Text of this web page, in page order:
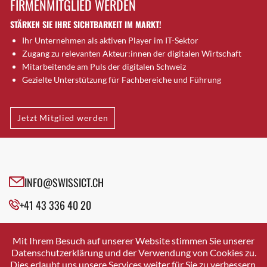
Brugg AG
Brütten
Bubendorf
Bubikon
Buchs (SG)
Bäretswil
Bülach
Cazis
Crissier
Davos Platz
Dierikon
Dietikon
FIRMENMITGLIED WERDEN
STÄRKEN SIE IHRE SICHTBARKEIT IM MARKT!
Ihr Unternehmen als aktiven Player im IT-Sektor
Zugang zu relevanten Akteur:innen der digitalen Wirtschaft
Mitarbeitende am Puls der digitalen Schweiz
Gezielte Unterstützung für Fachbereiche und Führung
Jetzt Mitglied werden
INFO@SWISSICT.CH
+41 43 336 40 20
SWISSICT
VULKANSTRASSE 120
8048 ZURICH
Mit Ihrem Besuch auf unserer Website stimmen Sie unserer
Datenschutzerklärung und der Verwendung von Cookies zu.
Dies erlaubt uns unsere Services weiter für Sie zu verbessern.